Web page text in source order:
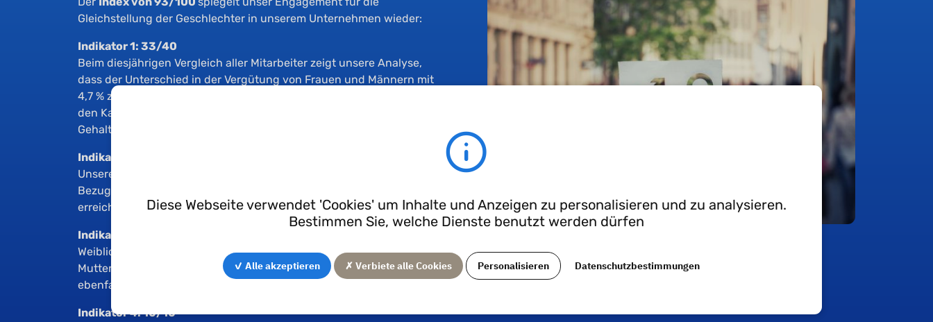
Gleichstellung der Geschlechter in unserem Unternehmen wieder:
Indikator 1: 33/40
Beim diesjährigen Vergleich aller Mitarbeiter zeigt unsere Analyse,
dass der Unterschied in der Vergütung von Frauen und Männern mit
4,7 % zugunsten der Frauen relativ gering ist. Wir stellen fest, dass in
den Kategorien, in denen eine Berechnung möglich ist (6 von 16), ein
Gehaltsunterschied von 6,8 % zugunsten der Männer besteht.
Indikator 2: 35/35
Unsere Politik der Gehaltserhöhungen hat eine perfekte Punktzahl in
Bezug auf eine gerechte Verteilung zwischen Männern und Frauen
erreicht.
Indikator 3: 15/15
Weibliche Beschäftigte, die sich während des Erhöhungszeitraums im
Mutterschaftsurlaub befanden, wurden fair behandelt, indem sie
ebenfalls eine Erhöhung erhielten.
Indikator 4: 10/10
Diese Webseite verwendet 'Cookies' um Inhalte und Anzeigen zu personalisieren und zu analysieren.
Bestimmen Sie, welche Dienste benutzt werden dürfen
✓ Alle akzeptieren ✗ Verbiete alle Cookies Personalisieren Datenschutzbestimmungen